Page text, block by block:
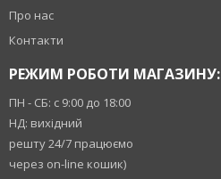
Про нас
Контакти
РЕЖИМ РОБОТИ МАГАЗИНУ:
ПН - СБ: с 9:00 до 18:00
НД: вихідний
решту 24/7 працюємо
через on-line кошик)